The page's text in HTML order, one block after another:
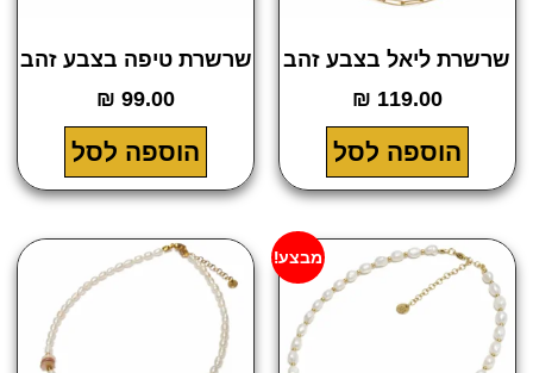
ליאל בצבע זהב
₪119.00
הוספה לסל
שרשרת טיפה בצבע זהב
₪99.00
הוספה לסל
מבצע!